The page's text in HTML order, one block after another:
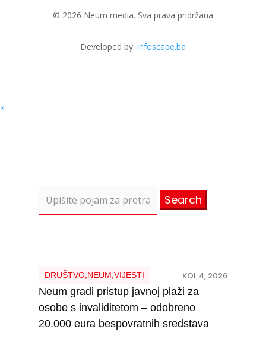
© 2026 Neum media. Sva prava pridržana
Developed by: infoscape.ba
×
for:
DRUŠTVO, NEUM VIJESTI KOL 4, 2026
Neum gradi pristup javnoj plaži za
osobe s invaliditetom – odobreno
20.000 eura bespovratnih sredstava